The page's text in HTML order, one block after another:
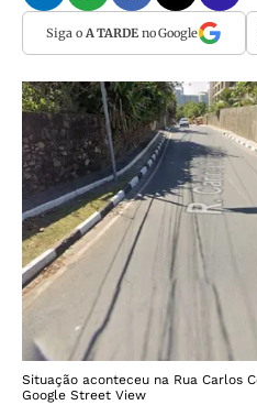
Siga o A TARDEno Google
Situação aconteceu na Rua Carlos
Google Street View